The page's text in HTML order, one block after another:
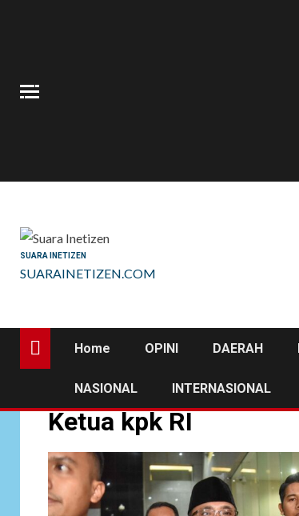
SUARA INETIZEN
SUARAINETIZEN.COM
Home OPINI DAERAH
NASIONAL INTERNASIONAL
Ketua kpk RI